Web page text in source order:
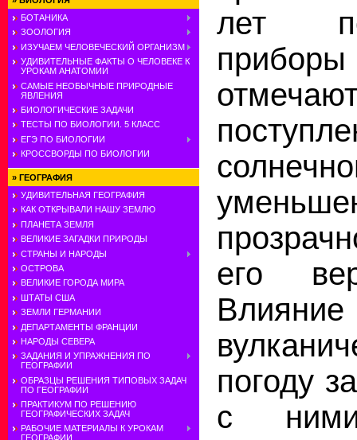
БОТАНИКА
ЗООЛОГИЯ
ИЗУЧАЕМ ЧЕЛОВЕЧЕСКИЙ ОРГАНИЗМ
УДИВИТЕЛЬНЫЕ ФАКТЫ О ЧЕЛОВЕКЕ К
УРОКАМ АНАТОМИИ
САМЫЕ НЕОБЫЧНЫЕ ПРИРОДНЫЕ
ЯВЛЕНИЯ
БИОЛОГИЧЕСКИЕ ЗАДАЧИ
ТЕСТЫ ПО БИОЛОГИИ. 5 КЛАСС
ЕГЭ ПО БИОЛОГИИ
КРОССВОРДЫ ПО БИОЛОГИИ
» ГЕОГРАФИЯ
УДИВИТЕЛЬНАЯ ГЕОГРАФИЯ
КАК ОТКРЫВАЛИ НАШУ ЗЕМЛЮ
ПЛАНЕТА ЗЕМЛЯ
ВЕЛИКИЕ ЗАГАДКИ ПРИРОДЫ
СТРАНЫ И НАРОДЫ
ОСТРОВА
ВЕЛИКИЕ ГОРОДА МИРА
ШТАТЫ США
ЗЕМЛИ ГЕРМАНИИ
ДЕПАРТАМЕНТЫ ФРАНЦИИ
НАРОДЫ СЕВЕРА
ЗАДАНИЯ И УПРАЖНЕНИЯ ПО
ГЕОГРАФИИ
ОБРАЗЦЫ РЕШЕНИЯ ТИПОВЫХ ЗАДАЧ
ПО ГЕОГРАФИИ
ПРАКТИКУМ ПО РЕШЕНИЮ
ГЕОГРАФИЧЕСКИХ ЗАДАЧ
РАБОЧИЕ МАТЕРИАЛЫ К УРОКАМ
ГЕОГРАФИИ
лет
его
погоду
с